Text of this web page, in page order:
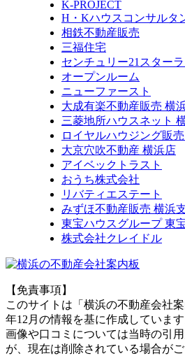
K-PROJECT
H・Kハウスコンサルタ
相鉄不動産販売
三福住宅
センチュリー21スター
オープンルーム
ニューファースト
大成有楽不動産販売 横
三菱地所ハウスネット
ロイヤルハウジング販
大京穴吹不動産 横浜店
アイベックトラスト
おうち株式会社
リバティエステート
みずほ不動産販売 横浜
東宝ハウスグループ 東
株式会社クレイドル
【免責事項】
このサイトは「横浜の不動産会社
年12月の情報を基に作成していま
画像や口コミについては当時の引
が、現在は削除されている場合が